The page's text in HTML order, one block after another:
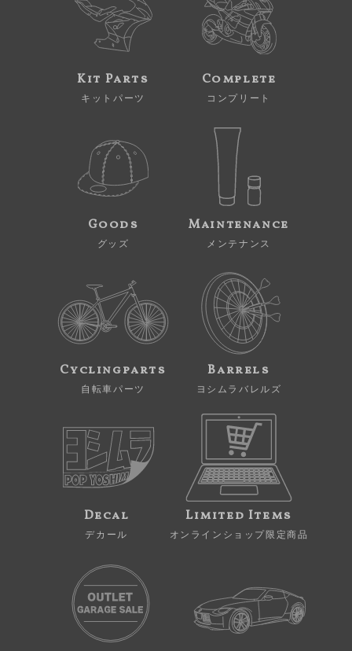
Kit Parts
キットパーツ
Complete
コンプリート
Goods
グッズ
Maintenance
メンテナンス
Cyclingparts
自転車パーツ
Barrels
ヨシムラバレルズ
Decal
デカール
Limited Items
オンラインショップ限定商品